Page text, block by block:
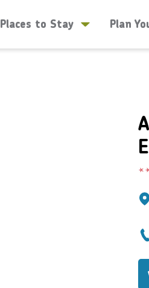
Places to Stay Plan